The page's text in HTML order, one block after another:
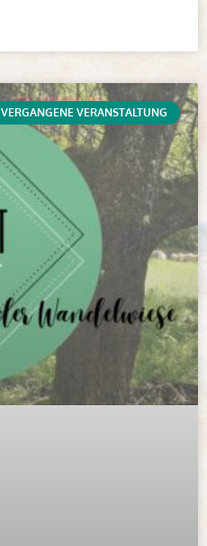
VERGANGENE VERANSTALTUNG